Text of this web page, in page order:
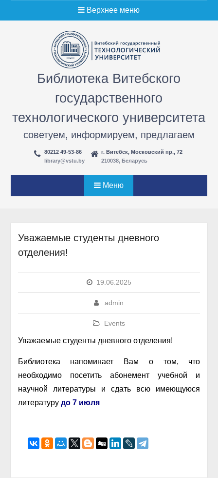
к
содержимому
Верхнее меню
Библиотека Витебского
государственного
технологического университета
советуем, информируем, предлагаем
80212 49-53-86
library@vstu.by
г. Витебск, Московский пр., 72
210038, Беларусь
Меню
Уважаемые студенты дневного
отделения!
19.06.2025
admin
Events
Уважаемые студенты дневного отделения!
Библиотека напоминает Вам о том, что
необходимо посетить абонемент учебной и
научной литературы и сдать всю имеющуюся
литературу до 7 июля